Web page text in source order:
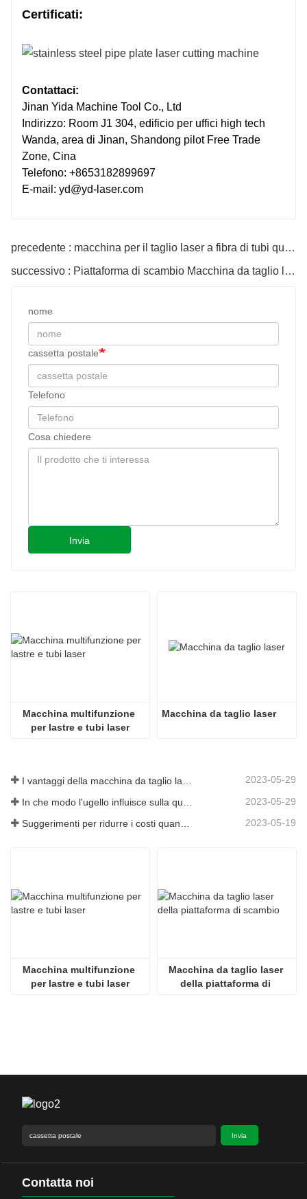
Certificati:
Contattaci:
Jinan Yida Machine Tool Co., Ltd
Indirizzo: Room J1 304, edificio per uffici high tech
Wanda, area di Jinan, Shandong pilot Free Trade
Zone, Cina
Telefono: +8653182899697
E-mail: yd@yd-laser.com
precedente : macchina per il taglio laser a fibra di tubi quadrati per tubi di ferro
successivo : Piattaforma di scambio Macchina da taglio laser in fibra di acciaio cnc
nome
cassetta postale
Telefono
Cosa chiedere
Invia
Macchina multifunzione
per lastre e tubi laser
Macchina da taglio laser
2023-05-29
2023-05-29
Suggerimenti per ridurre i costi quando si utilizzano macchine da taglio laser 2023-05-19
Macchina multifunzione
per lastre e tubi laser
Macchina da taglio laser
della piattaforma di
Invia
Contatta noi